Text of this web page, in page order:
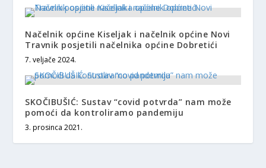
Načelnik općine Kiseljak i načelnik općine Novi
Travnik posjetili načelnika općine Dobretići
7. veljače 2024.
SKOČIBUŠIĆ: Sustav “covid potvrda” nam može
pomoći da kontroliramo pandemiju
3. prosinca 2021.